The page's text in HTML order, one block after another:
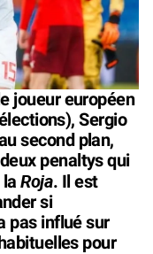
joueur européen
Sergio
second plan,
penaltys qui
laRoja. Il est
si
pas influé sur
pour